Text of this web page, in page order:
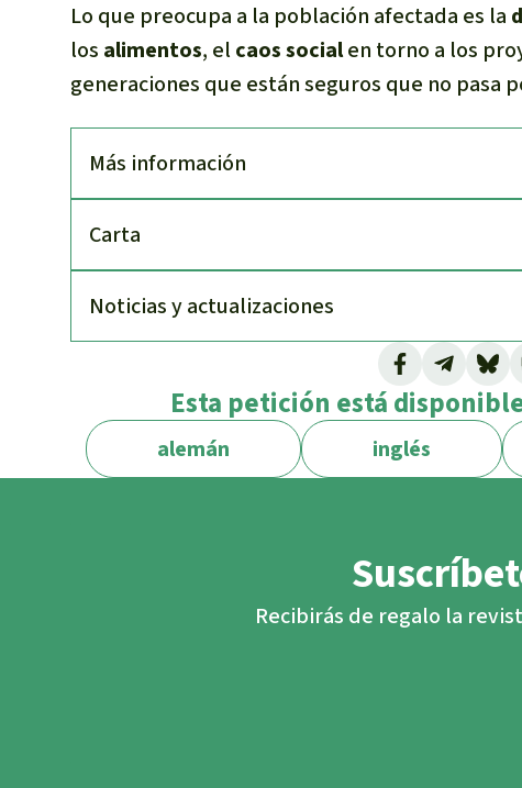
Lo que preocupa a la población afectada es la
los alimentos, el caos socialen torno a los
generaciones que están seguros que no pasa
Más información
Carta
Noti­cias y actuali­zaciones
Esta petición está
alemán inglés
Recibirás de regalo la